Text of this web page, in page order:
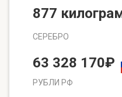
877
СЕРЕБРО
63 328 170₽
РУБЛИ РФ